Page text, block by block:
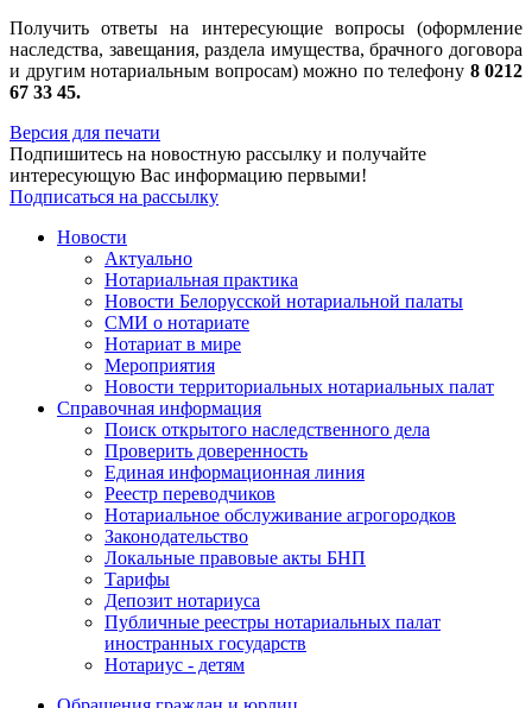
Получить ответы на интересующие вопросы (оформление
наследства, завещания, раздела имущества, брачного договора
и другим нотариальным вопросам) можно по телефону 8 0212
67 33 45.
Версия для печати
Подпишитесь на новостную рассылку и получайте
интересующую Вас информацию первыми!
Подписаться на рассылку
Новости
Актуально
Нотариальная практика
Новости Белорусской нотариальной палаты
СМИ о нотариате
Нотариат в мире
Мероприятия
Новости территориальных нотариальных палат
Справочная информация
Поиск открытого наследственного дела
Проверить доверенность
Единая информационная линия
Реестр переводчиков
Нотариальное обслуживание агрогородков
Законодательство
Локальные правовые акты БНП
Тарифы
Депозит нотариуса
Публичные реестры нотариальных палат
иностранных государств
Нотариус - детям